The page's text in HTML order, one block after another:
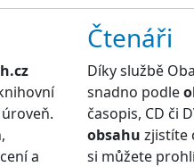
a
Čtenáři
Díky službě
snadno podle
časopis, CD či
obsahu zjistíte
si můžete